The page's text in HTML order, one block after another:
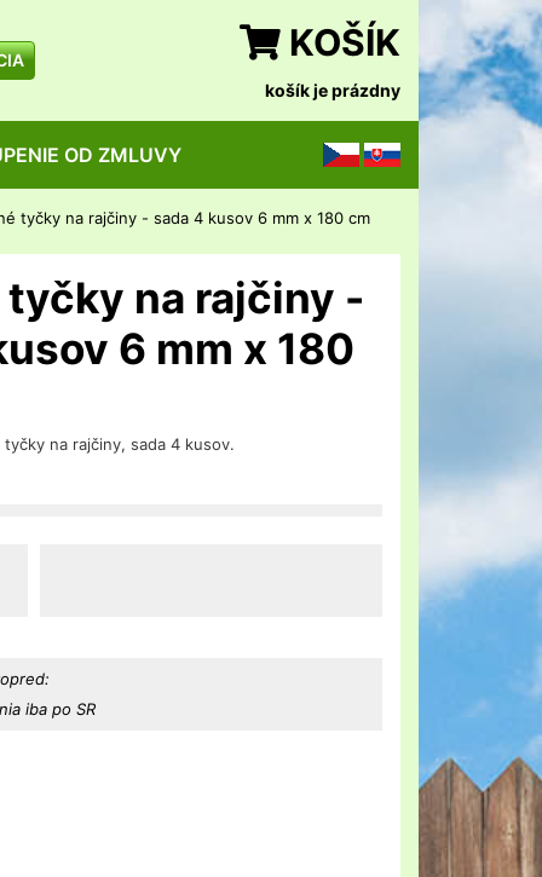
KOŠÍK
košík je prázdny
CZ SK
OD ZMLUVY
tyčky na rajčiny - sada 4 kusov 6 mm x 180 cm
na rajčiny -
6 mm x 180
na rajčiny, sada 4 kusov.
iba po SR